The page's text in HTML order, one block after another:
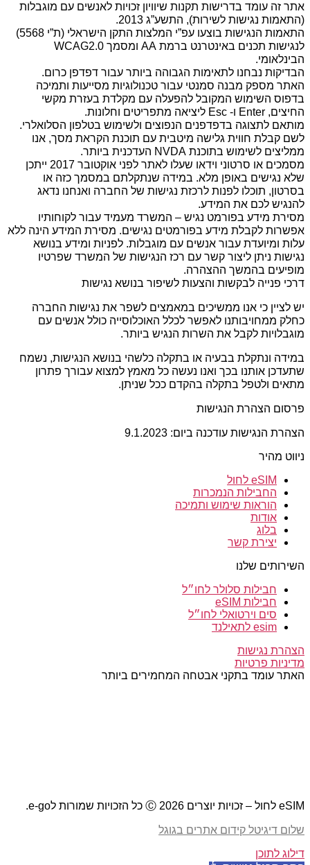
אתר זה עומד בדרישות תקנות שיוויון זכויות לאנשים עם מוגבלות
(התאמות נגישות לשירות), התשע”ג 2013.
התאמות הנגישות בוצעו עפ”י המלצות התקן הישראלי (ת”י 5568)
לנגישות תכנים באינטרנט ברמת AA ומסמך WCAG2.0
הבינלאומי.
הבדיקות נבחנו לתאימות הגבוהה ביותר עבור דפדפן כרום.
האתר מספק מבנה סמנטי עבור טכנולוגיות מסייעות ותמיכה
בדפוס השימוש המקובל להפעלה עם מקלדת בעזרת מקשי
החיצים, Enter ו- Esc ליציאה מתפריטים וחלונות.
מותאם לתצוגה בדפדפנים הנפוצים ולשימוש בטלפון הסלואלרי.
לשם קבלת חווית גלישה מיטבית עם תוכנת הקראת מסך, אנו
ממליצים לשימוש בתוכנת NVDA העדכנית ביותר.
מסמכים או סרטוני וידאו שעלו לאתר לפני אוקטובר 2017 ייתכן
שלא נגישים באופן מלא. במידה שנתקלתם במסמך כזה או
בסרטון, תוכלו לפנות לרכזת נגישות של החברה ואנחנו נדאג
להנגיש לכם את המידע.
מסירת מידע בפורמט נגיש – המשרד מעמיד עבור לקוחותיו
אפשרות לקבלת מידע בפורמטים נגישים. מסירת המידע הינה ללא
עלות ומיועדת עבור אנשים עם מוגבלות. לפניות ומידע בנושא
נגישות ניתן ליצור קשר עם רכז הנגישות של המשרד שפרטיו
מופיעים בהמשך ההצהרה.
דרכי פנייה לבקשות והצעות לשיפור בנושא נגישות
יש לציין כי אנו ממשיכים במאמצים לשפר את נגישות החברה
כחלק ממחויבותנו לאפשר לכלל האוכלוסייה כולל אנשים עם
מוגבלויות לקבל את השרות הנגיש ביותר.
במידה ונתקלת בבעיה או בתקלה כלשהי בנושא הנגישות, נשמח
שתעדכן אותנו בכך ואנו נעשה כל מאמץ למצוא עבורך פתרון
מתאים ולטפל בתקלה בהקדם ככל שניתן.
פרסום הצהרת הנגישות
הצהרת הנגישות עודכנה ביום: 9.1.2023
ניווט מהיר
eSIM לחול
החבילות הנמכרות
הוראות שימוש ותמיכה
אודות
בלוג
יצירת קשר
השירותים שלנו
חבילות סלולר לחו״ל
חבילות eSIM
סים וירטואלי לחו״ל
esim לתאילנד
הצהרת נגישות
מדיניות פרטיות
האתר עומד בתקני אבטחה המחמירים ביותר
eSIM לחול – זכויות יוצרים 2026 Ⓒ כל הזכויות שמורות לe-go.
שלום דיגיטל קידום אתרים בגוגל
דילוג לתוכן